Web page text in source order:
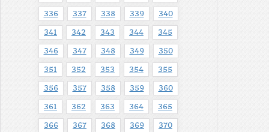
336 337 338 339 340
341 342 343 344 345
346 347 348 349 350
351 352 353 354 355
356 357 358 359 360
361 362 363 364 365
366 367 368 369 370